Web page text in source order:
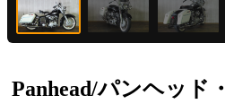
Panhead/パンヘッド・